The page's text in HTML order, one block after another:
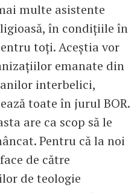
multe asistente
în condițiile în
toți. Aceștia vor
emanate din
interbelici,
toate în jurul BOR.
are ca scop să le
Pentru că la noi
de către
de teologie